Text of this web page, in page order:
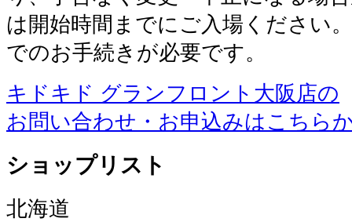
は開始時間までにご入場ください
でのお手続きが必要です。
キドキド グランフロント大阪店の
お問い合わせ・お申込みはこちら
ショップリスト
北海道